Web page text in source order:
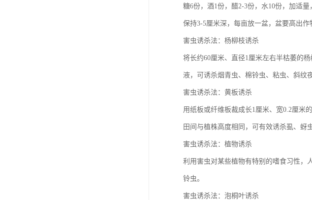
糖6份，酒1份，醋2-3份，水10份，加适
保持3-5厘米深，每亩放一盆，盆要高出作
害虫诱杀法：杨柳枝诱杀
将长约60厘米、直径1厘米左右半枯萎的
液，可诱杀烟青虫、棉铃虫、粘虫、斜纹
害虫诱杀法：黄板诱杀
用纸板或纤维板裁成长1厘米、宽0.2厘米
田间与植株高度相同，可有效诱杀虱、蚜
害虫诱杀法：植物诱杀
利用害虫对某些植物有特别的嗜食习性，
铃虫。
害虫诱杀法：泡桐叶诱杀